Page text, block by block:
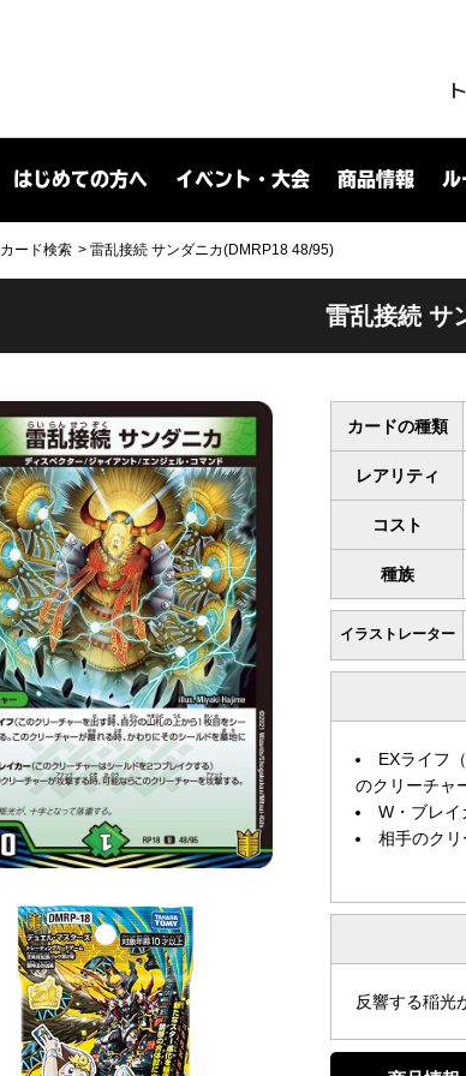
はじめての方へ イベント・大会 商品情報 ル
カード検索 雷乱接続 サンダニカ(DMRP18 48/95)
雷乱接続 サ
カードの種類
レアリティ
コスト
種族
イラストレーター
EXライフ
のクリーチャ
W・ブレイ
相手のク
反響する稲光